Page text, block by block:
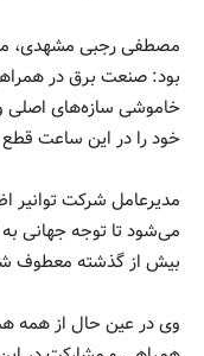
مصطفی رجبی مشهدی،
بود: صنعت برق در
خاموشی سازه‌های اصلی
خود را در این ساعت
مدیرعامل شرکت توانیر
می‌شود تا توجه جهانی
بیش از گذشته معطوف
وی در عین حال از همه